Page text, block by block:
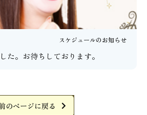
スケジュールのお知らせ
た。お待ちしております。
のページに戻る